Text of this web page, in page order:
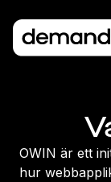
OWIN är ett
hur